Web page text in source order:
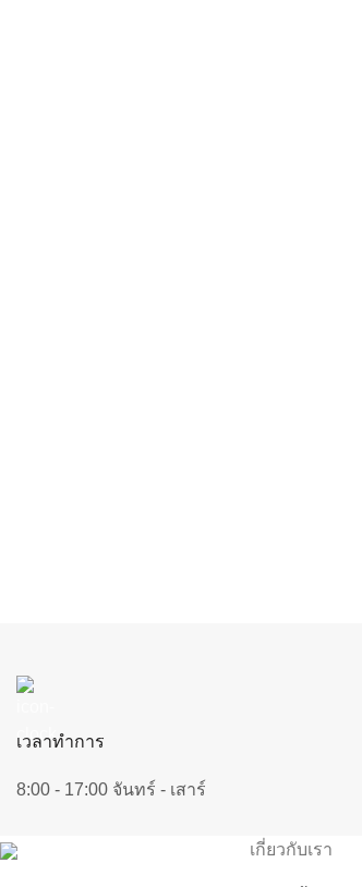
เวลาทำการ
8:00 - 17:00 จันทร์ - เสาร์
เกี่ยวกับเรา